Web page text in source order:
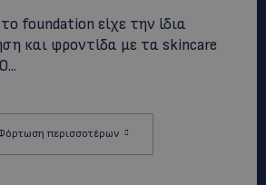
foundation είχε την ίδια
και φροντίδα με τα skincare
περισσοτέρων